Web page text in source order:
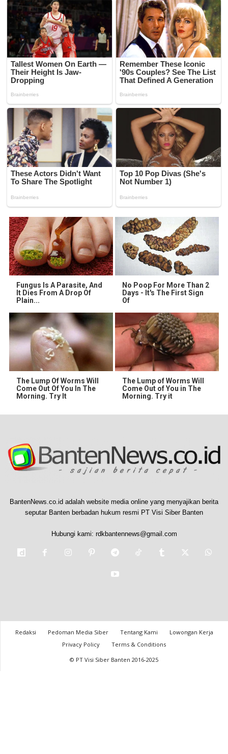
Fungus Is A Parasite, And
It Dies From A Drop Of
Plain...
No Poop For More Than 2
Days - It's The First Sign
Of
The Lump Of Worms Will
Come Out Of You In The
Morning. Try It
The Lump of Worms Will
Come Out of You in The
Morning. Try it
BantenNews.co.id adalah website media online yang menyajikan berita
seputar Banten berbadan hukum resmi PT Visi Siber Banten
Hubungi kami: rdkbantennews@gmail.com
Redaksi Pedoman Media Siber Tentang Kami
Lowongan Kerja
Privacy Policy
Terms & Conditions
© PT Visi Siber Banten 2016-2025